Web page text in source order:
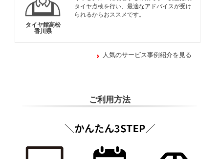
タイヤ館高松
香川県
タイヤ点検を行い、最適なアドバイスが受け
られるからおススメです。
人気のサービス事例紹介を見る
ご利用方法